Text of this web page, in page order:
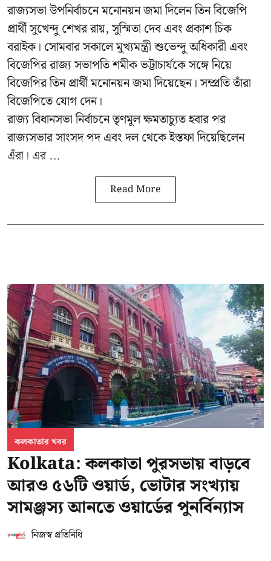
রাজ্যসভা উপনির্বাচনে মনোনয়ন জমা দিলেন তিন বিজেপি
প্রার্থী সুখেন্দু শেখর রায়, সুস্মিতা দেব এবং প্রকাশ চিক
বরাইক। সোমবার সকালে মুখ্যমন্ত্রী শুভেন্দু অধিকারী এবং
বিজেপির রাজ্য সভাপতি শমীক ভট্টাচার্যকে সঙ্গে নিয়ে
বিজেপির তিন প্রার্থী মনোনয়ন জমা দিয়েছেন। সম্প্রতি তাঁরা
বিজেপিতে যোগ দেন।
রাজ্য বিধানসভা নির্বাচনে তৃণমূল ক্ষমতাচ্যুত হবার পর
রাজ্যসভার সাংসদ পদ এবং দল থেকে ইস্তফা দিয়েছিলেন
এঁরা। এর ...
Read More
কলকাতার খবর
Kolkata: কলকাতা পুরসভায় বাড়বে
আরও ৫৬টি ওয়ার্ড, ভোটার সংখ্যায়
সামঞ্জস্য আনতে ওয়ার্ডের পুনর্বিন্যাস
নিজস্ব প্রতিনিধি